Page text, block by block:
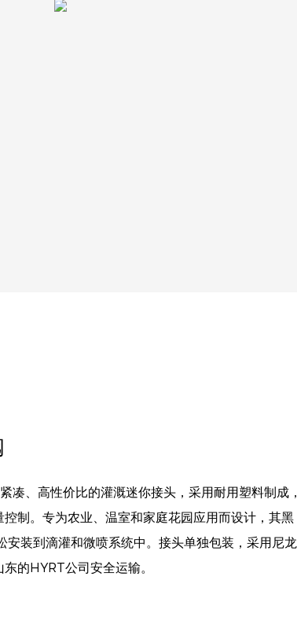
凑、高性价比的灌溉迷你接头，采用耐用塑料制成，
制。专为农业、温室和家庭花园应用而设计，其黑
装到滴灌和微喷系统中。接头单独包装，采用尼龙
的HYRT公司安全运输。